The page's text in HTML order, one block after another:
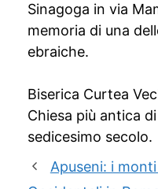
Sinagoga in via
memoria di una
ebraiche.
Biserica Curtea
Chiesa più antica
sedicesimo secolo.
Apuseni: i